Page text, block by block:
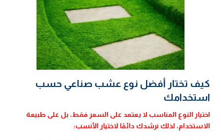
كيف تختار أفضل نوع عشب صناعي حسب
استخدامك
اختيار النوع المناسب لا يعتمد على السعر فقط، بل على طبيعة
الاستخدام، لذلك نرشدك دائمًا لاختيار الأنسب: